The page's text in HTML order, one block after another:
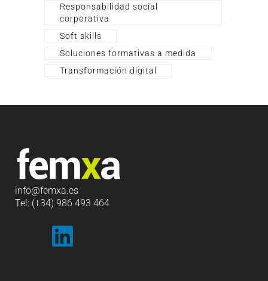
Responsabilidad social
corporativa
Soft skills
Soluciones formativas a medida
Transformación digital
info@femxa.es
Tel: (+34) 986 493 464